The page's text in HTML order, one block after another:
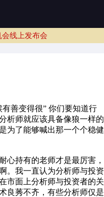
线上发布会
善变得很” 你们要知道行
析师就应该具备像狼一样的
为了能够喊出那一个个稳健
持有的老师才是最厉害，
。我一直认为分析师与投资
市面上分析师与投资者的关
良莠不齐，有些分析师仅是